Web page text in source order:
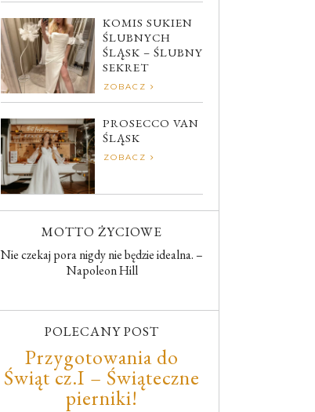
KOMIS SUKIEN
ŚLUBNYCH
ŚLĄSK – ŚLUBNY
SEKRET
ZOBACZ
PROSECCO VAN
ŚLĄSK
ZOBACZ
MOTTO ŻYCIOWE
Nie czekaj pora nigdy nie będzie idealna. –
Napoleon Hill
POLECANY POST
Przygotowania do
Świąt cz.I – Świąteczne
pierniki!